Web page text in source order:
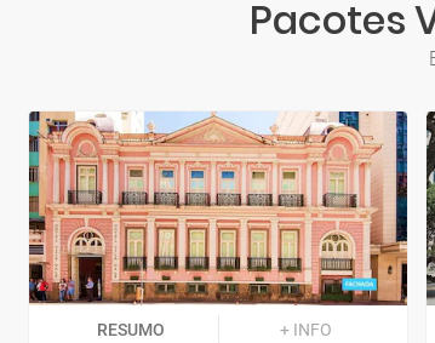
Pacotes
RESUMO + INFO